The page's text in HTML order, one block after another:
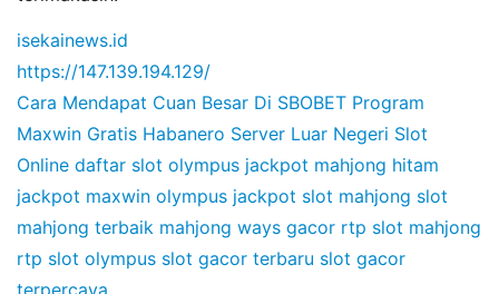
isekainews.id
https://147.139.194.129/
Cara Mendapat Cuan Besar Di SBOBET Program
Maxwin Gratis Habanero Server Luar Negeri Slot
Online daftar slot olympus jackpot mahjong hitam
jackpot maxwin olympus jackpot slot mahjong slot
mahjong terbaik mahjong ways gacor rtp slot mahjong
rtp slot olympus slot gacor terbaru slot gacor
terpercaya